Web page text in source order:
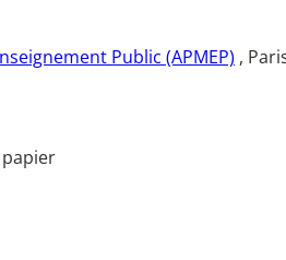
Public (APMEP) ,
papier